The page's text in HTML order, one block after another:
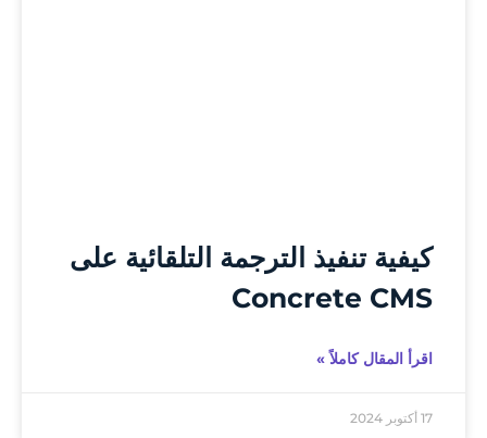
كيفية تنفيذ الترجمة التلقائية على
Concrete CMS
اقرأ المقال كاملاً »
17 أكتوبر 2024